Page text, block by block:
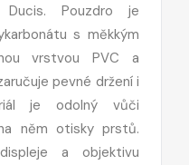
Ducis. Pouzdro je
s měkkým
vrstvou PVC a
pevné držení i
je odolný vůči
něm otisky prstů.
a objektivu